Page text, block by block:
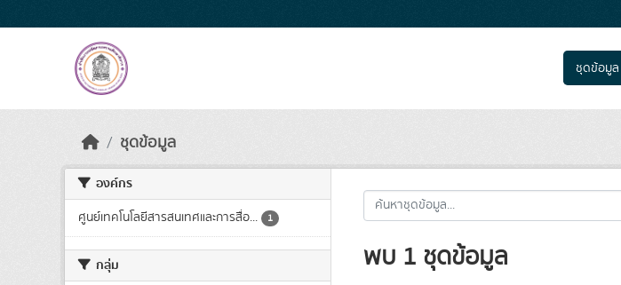
ชุดข้อมูล
ชุดข้อมูล
องค์กร
ศูนย์เทคโนโลยีสารสนเทศและการสื่อ... 1
กลุ่ม พบ 1 ชุดข้อมูล